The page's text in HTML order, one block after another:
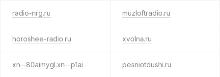
radio-nrg.ru muzloftradio.ru
horoshee-radio.ru xvolna.ru
xn--80aimygl.xn--p1ai pesniotdushi.ru